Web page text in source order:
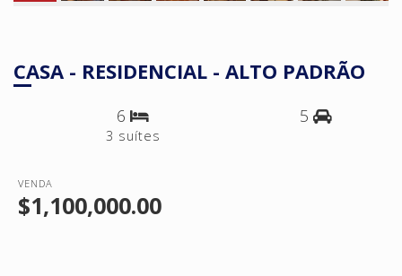
CASA - RESIDENCIAL - ALTO PADRÃO
6
3 suítes
5
VENDA
$1,100,000.00